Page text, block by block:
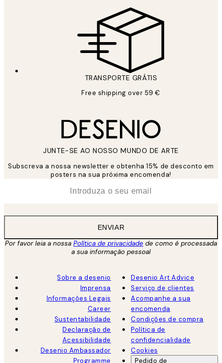
TRANSPORTE GRÁTIS
Free shipping over 59 €
JUNTE-SE AO NOSSO MUNDO DE ARTE
Subscreva a nossa newsletter e obtenha 15% de desconto em
posters na sua próxima encomenda!
ENVIAR
Por favor leia a nossa Política de privacidade de como é processada
a sua informação pessoal
Sobre a desenio
Imprensa
Informações Legais
Career
Sustentabilidade
Declaração de
Acessibilidade
Desenio Ambassador
Programme
Desenio Art Advice
Serviço de clientes
Acompanhe a sua
encomenda
Condições de compra
Política de
confidencialidade
Cookies
Pedido de